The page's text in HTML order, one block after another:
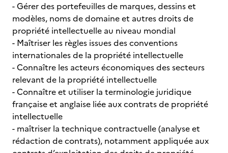
- Gérer des portefeuilles de marques, dessins et
modèles, noms de domaine et autres droits de
propriété intellectuelle au niveau mondial
- Maîtriser les règles issues des conventions
internationales de la propriété intellectuelle
- Connaître les acteurs économiques des secteurs
relevant de la propriété intellectuelle
- Connaître et utiliser la terminologie juridique
française et anglaise liée aux contrats de propriété
intellectuelle
- maîtriser la technique contractuelle (analyse et
rédaction de contrats), notamment appliquée aux